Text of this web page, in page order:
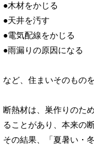
●木材をかじる
●天井を汚す
●電気配線をかじる
●雨漏りの原因になる
など、住まいそのもの
断熱材は、巣作りのた
ることがあり、本来の
その結果、「夏暑い・